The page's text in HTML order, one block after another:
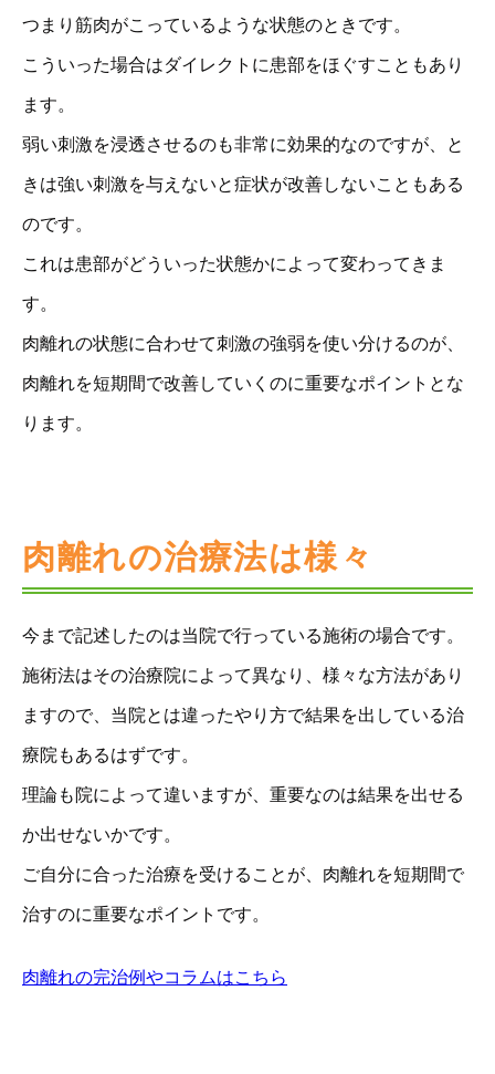
つまり筋肉がこっているような状態のときです。
こういった場合はダイレクトに患部をほぐすこともあり
ます。
弱い刺激を浸透させるのも非常に効果的なのですが、と
きは強い刺激を与えないと症状が改善しないこともある
のです。
これは患部がどういった状態かによって変わってきま
す。
肉離れの状態に合わせて刺激の強弱を使い分けるのが、
肉離れを短期間で改善していくのに重要なポイントとな
ります。
肉離れの治療法は様々
今まで記述したのは当院で行っている施術の場合です。
施術法はその治療院によって異なり、様々な方法があり
ますので、当院とは違ったやり方で結果を出している治
療院もあるはずです。
理論も院によって違いますが、重要なのは結果を出せる
か出せないかです。
ご自分に合った治療を受けることが、肉離れを短期間で
治すのに重要なポイントです。
肉離れの完治例やコラムはこちら